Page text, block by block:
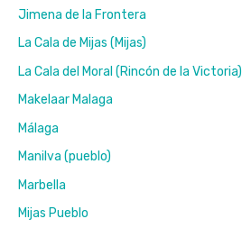
Jimena de la Frontera
La Cala de Mijas (Mijas)
La Cala del Moral (Rincón de la Victoria)
Makelaar Malaga
Málaga
Manilva (pueblo)
Marbella
Mijas Pueblo